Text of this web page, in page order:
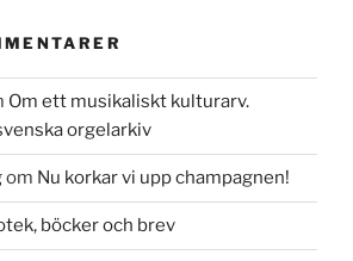
Om ett musikaliskt kulturarv.
orgelarkiv
om Nu korkar vi upp champagnen!
böcker och brev